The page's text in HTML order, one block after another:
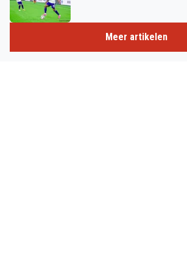
Meer artikelen